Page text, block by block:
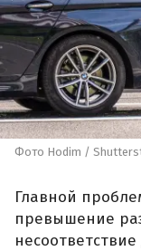
Фото Hodim /
Главной
превышение